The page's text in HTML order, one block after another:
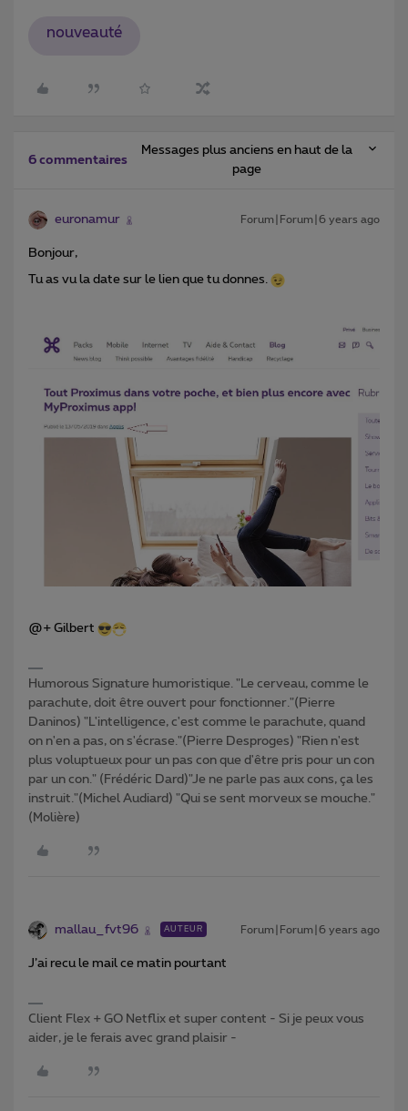
nouveauté
6 commentaires
Messages plus anciens en haut de la
page
euronamur Forum|Forum|6 years ago
Bonjour,
Tu as vu la date sur le lien que tu donnes.
@+ Gilbert
Humorous Signature humoristique. "Le cerveau, comme le
parachute, doit être ouvert pour fonctionner."(Pierre
Daninos) "L'intelligence, c'est comme le parachute, quand
on n'en a pas, on s'écrase."(Pierre Desproges) "Rien n'est
plus voluptueux pour un pas con que d'être pris pour un con
par un con." (Frédéric Dard)"Je ne parle pas aux cons, ça les
instruit."(Michel Audiard) "Qui se sent morveux se mouche."
(Molière)
mallau_fvt96 AUTEUR Forum|Forum|6 years ago
J’ai recu le mail ce matin pourtant
Client Flex + GO Netflix et super content - Si je peux vous
aider, je le ferais avec grand plaisir -